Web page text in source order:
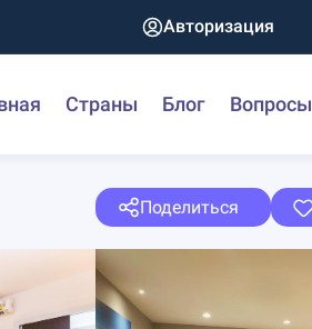
Авторизация
Страны Блог Вопросы
Поделиться